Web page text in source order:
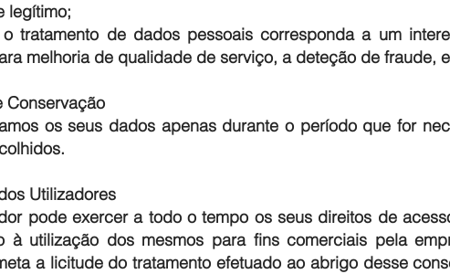
legítimo;
tratamento de dados pessoais corresponda a um
melhoria de qualidade de serviço, a deteção de fraude,
Conservação
os seus dados apenas durante o período que for
Utilizadores
pode exercer a todo o tempo os seus direitos de
à utilização dos mesmos para fins comerciais pela
a licitude do tratamento efetuado ao abrigo desse